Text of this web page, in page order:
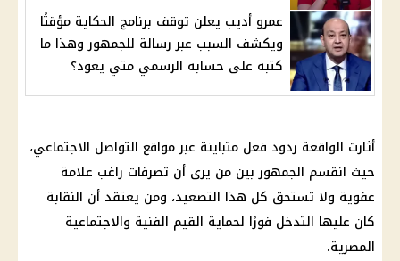
عمرو أديب يعلن توقف برنامج الحكاية مؤقتًا
ويكشف السبب عبر رسالة للجمهور وهذا ما
كتبه على حسابه الرسمي متي يعود؟
أثارت الواقعة ردود فعل متباينة عبرمواقع التواصل الاجتماعي،
حيث انقسم الجمهور بين من يرى أن تصرفات راغب علامة
عفوية ولا تستحق كل هذا التصعيد، ومن يعتقد أن النقابة
كان عليها التدخل فورًا لحماية القيم الفنية والاجتماعية
المصرية.